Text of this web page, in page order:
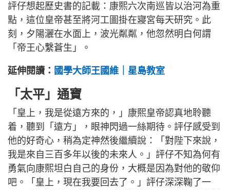
評仔想起歷史書的記載：康熙六次南巡皆以治河為重
點，這位皇帝甚至將河工圖掛在寢宮每天研究。此
刻，夕陽灑在水面上，波光粼粼，他忽然明白何謂
「帝王心繫蒼生」。
延伸閱讀： 國學大師王國維｜星島教室
「太平」通寶
「皇上，我是從遠方來的，」康熙皇帝認真地聆聽
着，聽到「遠方」，眼神閃過一絲期待。評仔感受到
他的好奇心，稍為定神然後繼續說：「對陛下來說，
我是來自三百多年以後的未來人。」評仔不知為何有
勇氣向康熙坦白自己的身份，大概是因為對他的敬仰
吧。「皇上，現在我要回去了。」評仔深深鞠了一